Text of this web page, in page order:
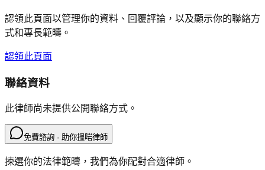
認領此頁面以管理你的資料、回覆評論，以及顯示你的聯絡方
式和專長範疇。
認領此頁面
聯絡資料
此律師尚未提供公開聯絡方式。
免費諮詢 · 助你搵啱律師
揀選你的法律範疇，我們為你配對合適律師。